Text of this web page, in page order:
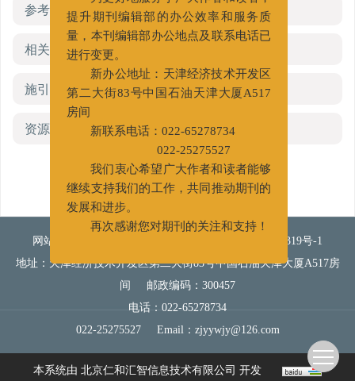
参考文献(0)
相关文章
施引文献
资源附件
网站版权所有 《钻井液与完井液》
津ICP备13002319号-1
地址：天津经济技术开发区第二大街83号中国石油天津大厦A517房
间
邮政编码：300457
电话：022-65278734
022-25275527
Email： zjyywjy@126.com
本系统由 北京仁和汇智信息技术有限公司 开发
提升期刊编辑部的办公效率和服务质
量，本刊编辑部办公地点及联系电话已
进行变更。
新办公地址：天津经济技术开发区
第二大街83号中国石油天津大厦A517
房间
新联系电话：022-65278734
022-25275527
我们衷心希望广大作者和读者能够
继续支持我们的工作，共同推动期刊的
发展和进步。
再次感谢您对期刊的关注和支持！